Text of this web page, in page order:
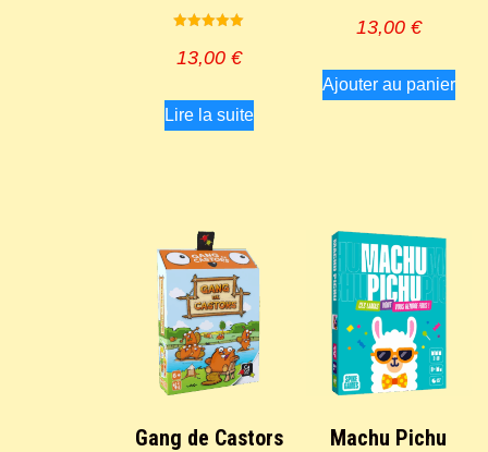
5.00
sur 5
13,00 €
Lire la suite
13,00 €
Ajouter au panier
Gang de Castors Machu Pichu